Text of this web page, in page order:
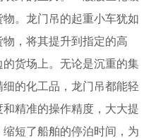
。龙门吊的起重小车犹如
，将其提升到指定的高
货场上。无论是沉重的集
的化工品，龙门吊都能轻
精准的操作精度，大大提
短了船舶的停泊时间，为